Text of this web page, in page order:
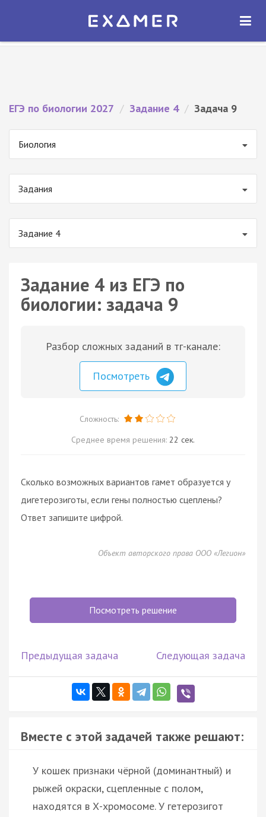
Экзамер — ЕГЭ 2027
ОТКРЫТЬ
ЕГЭ по биологии 2027 / Задание 4 / Задача 9
Биология
Задания
Задание 4
Задание 4 из ЕГЭ по
биологии: задача 9
Разбор сложных заданий в тг-канале:
Посмотреть
Сложность:
Среднее время решения: 22 сек.
Сколько возможных вариантов гамет образуется у
дигетерозиготы, если гены полностью сцеплены?
Ответ запишите цифрой.
Объект авторского права ООО «Легион»
Посмотреть решение
Предыдущая задача Следующая задача
Вместе с этой задачей также решают:
У кошек признаки чёрной (доминантный) и
рыжей окраски, сцепленные с полом,
находятся в Х-хромосоме. У гетерозигот